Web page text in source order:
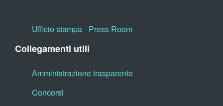
Ufficio stampa - Press Room
Collegamenti utili
Amministrazione trasparente
Concorsi